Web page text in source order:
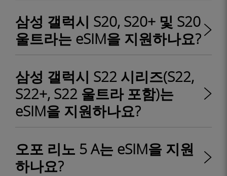
삼성 갤럭시 S20, S20+ 및 S20
울트라는 eSIM을 지원하나요?
삼성 갤럭시 S22 시리즈(S22,
S22+, S22 울트라 포함)는
eSIM을 지원하나요?
오포 리노 5 A는 eSIM을 지원
하나요?